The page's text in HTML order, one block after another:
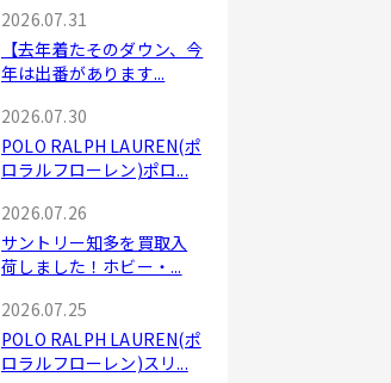
2026.07.31
【去年着たそのダウン、今
年は出番があります...
2026.07.30
POLO RALPH LAUREN(ポ
ロラルフローレン)ポロ...
2026.07.26
サントリー知多を買取入
荷しました！ホビー・...
2026.07.25
POLO RALPH LAUREN(ポ
ロラルフローレン)スリ...